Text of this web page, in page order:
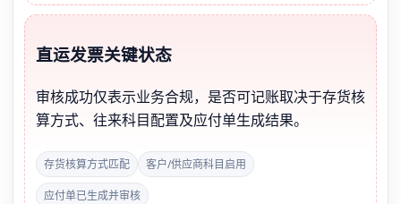
直运发票关键状态
审核成功仅表示业务合规，是否可记账取决于存货核
算方式、往来科目配置及应付单生成结果。
存货核算方式匹配 客户/供应商科目启用
应付单已生成并审核